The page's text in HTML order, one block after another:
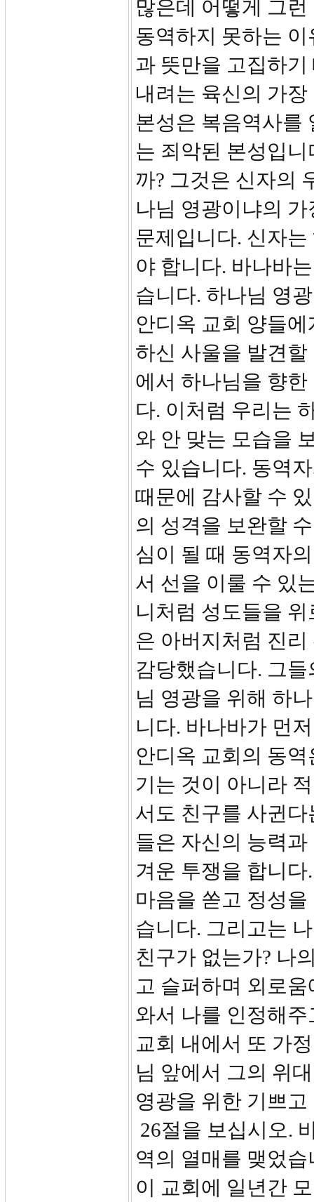
많은데 어떻게 그
동역하지 못하는
과 뜻만을 고집하
내려는 육신의 가
본성은 복음역사를
는 죄악된 본성입
까? 그것은 신자의
나님 영광이냐의
문제입니다. 신자
야 합니다. 바나바
습니다. 하나님 영
안디옥 교회 양들
하신 사울을 발견
에서 하나님을 향
다. 이처럼 우리는
와 안 맞는 모습을
수 있습니다. 동역
때문에 감사할 수
의 성격을 보완할
심이 될 때 동역자
서 선을 이룰 수 있
니처럼 성도들을
은 아버지처럼 진
감당했습니다. 그
님 영광을 위해 하
니다. 바나바가 먼
안디옥 교회의 동
기는 것이 아니라
서도 친구를 사귄다
들은 자신의 능력
겨운 투쟁을 합니
마음을 쏟고 정성
습니다. 그리고는
친구가 없는가? 나
고 슬퍼하며 외로
와서 나를 인정해
교회 내에서 또 가
님 앞에서 그의 위
영광을 위한 기쁘
26절을 보십시오.
역의 열매를 맺었
이 교회에 일년간